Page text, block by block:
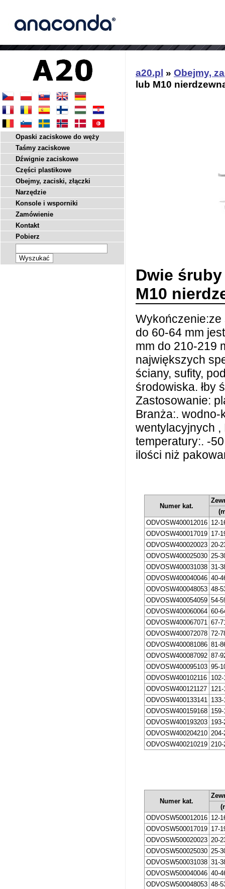
a20.pl » Obejmy,
lub M10
Dwie
M10
Wykończenie:ze
do 60-64 mm
mm do 210-219
największych
ściany, sufity,
środowiska. łby
Zastosowanie:
Branża:.
wentylacyjnych ,
temperatury:. -
ilości niż
Numer kat.
ODVOSW400012016 12-
ODVOSW400017019 17-
ODVOSW400020023 20-
ODVOSW400025030 25-
ODVOSW400031038 31-
ODVOSW400040046 40-
ODVOSW400048053 48-
ODVOSW400054059 54-
ODVOSW400060064 60-
ODVOSW400067071 67-
ODVOSW400072078 72-
ODVOSW400081086 81-
ODVOSW400087092 87-
ODVOSW400095103 95-
ODVOSW400102116 102-
ODVOSW400121127
ODVOSW400133141
ODVOSW400159168
ODVOSW400193203
ODVOSW400204210 204-
ODVOSW400210219 210-
Numer kat.
ODVOSW500012016 12-
ODVOSW500017019 17-
ODVOSW500020023 20-
ODVOSW500025030 25-
ODVOSW500031038 31-
ODVOSW500040046 40-
ODVOSW500048053 48-
Opaski zaciskowe do węży
Taśmy zaciskowe
Dźwignie zaciskowe
Części plastikowe
Obejmy, zaciski, złączki
Narzędzie
Konsole i wsporniki
Zamówienie
Kontakt
Pobierz